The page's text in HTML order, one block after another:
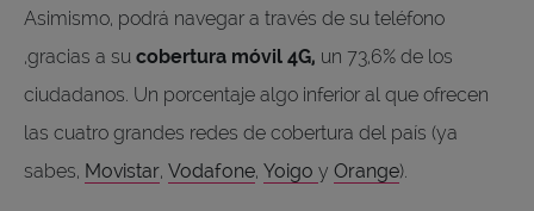
Asimismo, podrá navegar a través de su teléfono
,gracias a su cobertura móvil 4G, un 73,6% de los
ciudadanos. Un porcentaje algo inferior al que ofrecen
las cuatro grandes redes de cobertura del país (ya
sabes, Movistar, Vodafone, Yoigo y Orange).